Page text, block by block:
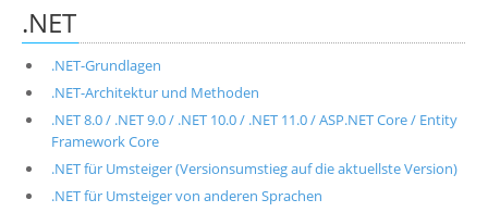
.NET
.NET-Grundlagen
.NET-Architektur und Methoden
.NET 8.0 / .NET 9.0 / .NET 10.0 / .NET 11.0 / ASP.NET Core / Entity
Framework Core
.NET für Umsteiger (Versionsumstieg auf die aktuellste Version)
.NET für Umsteiger von anderen Sprachen